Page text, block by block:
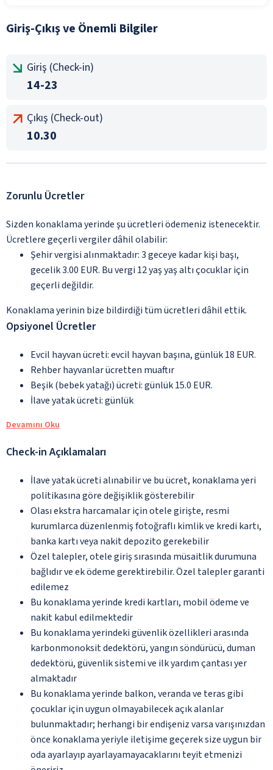
Giriş-Çıkış ve Önemli Bilgiler
Giriş (Check-in)
14-23
Çıkış (Check-out)
10.30
Zorunlu Ücretler
Sizden konaklama yerinde şu ücretleri ödemeniz istenecektir.
Ücretlere geçerli vergiler dâhil olabilir:
Şehir vergisi alınmaktadır: 3 geceye kadar kişi başı,
gecelik 3.00 EUR. Bu vergi 12 yaş yaş altı çocuklar için
geçerli değildir.
Konaklama yerinin bize bildirdiği tüm ücretleri dâhil ettik.
Opsiyonel Ücretler
Evcil hayvan ücreti: evcil hayvan başına, günlük 18 EUR.
Rehber hayvanlar ücretten muaftır
Beşik (bebek yatağı) ücreti: günlük 15.0 EUR.
İlave yatak ücreti: günlük
Devamını Oku
Check-in Açıklamaları
İlave yatak ücreti alınabilir ve bu ücret, konaklama yeri
politikasına göre değişiklik gösterebilir
Olası ekstra harcamalar için otele girişte, resmi
kurumlarca düzenlenmiş fotoğraflı kimlik ve kredi kartı,
banka kartı veya nakit depozito gerekebilir
Özel talepler, otele giriş sırasında müsaitlik durumuna
bağlıdır ve ek ödeme gerektirebilir. Özel talepler garanti
edilemez
Bu konaklama yerinde kredi kartları, mobil ödeme ve
nakit kabul edilmektedir
Bu konaklama yerindeki güvenlik özellikleri arasında
karbonmonoksit dedektörü, yangın söndürücü, duman
dedektörü, güvenlik sistemi ve ilk yardım çantası yer
almaktadır
Bu konaklama yerinde balkon, veranda ve teras gibi
çocuklar için uygun olmayabilecek açık alanlar
bulunmaktadır; herhangi bir endişeniz varsa varışınızdan
önce konaklama yeriyle iletişime geçerek size uygun bir
oda ayarlayıp ayarlayamayacaklarını teyit etmenizi